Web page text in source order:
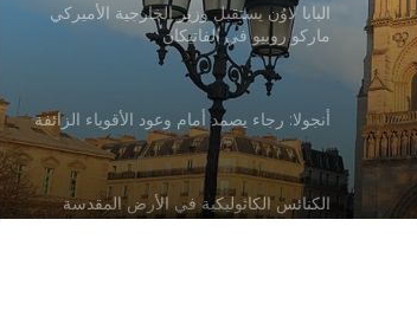
البابا لاوُن يستقبل وزير الخارجية الأميركي
ماركو روبيو في الفاتيكان
أنجولا: رجاء يصمد أمام وعود الأقوياء الزائفة
الكنائس الكاثوليكية في الأرض المقدسة
تدين تدنيس تمثال المسيح المصلوب